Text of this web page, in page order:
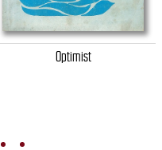
Optimist